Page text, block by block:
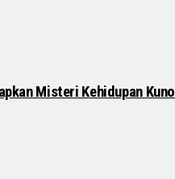
Misteri Kehidupan Kuno